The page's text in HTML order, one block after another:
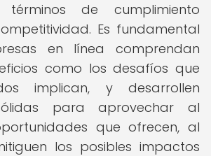
de cumplimiento
Es fundamental
en línea comprendan
como los desafíos que
implican, y desarrollen
para aprovechar al
que ofrecen, al
los posibles impactos